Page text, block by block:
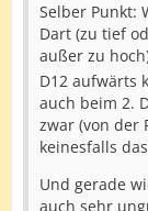
Selber Punkt:
Dart (zu tief
außer zu
D12 aufwärts
auch beim 2.
zwar (von der
keinesfalls
Und gerade
auch sehr